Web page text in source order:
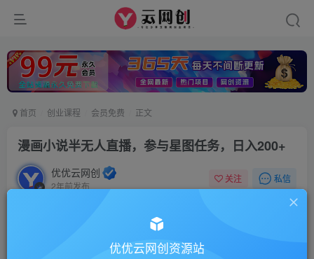
首页 创业课程 会员免费 正文
漫画小说半无人直播，参与星图任务，日入200+
优优云网创
2年前发布
关注 私信
漫画小说半无人直播，参与星图任务，日入200+
优优云网创资源站